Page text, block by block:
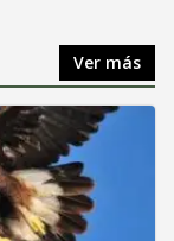
Ver más